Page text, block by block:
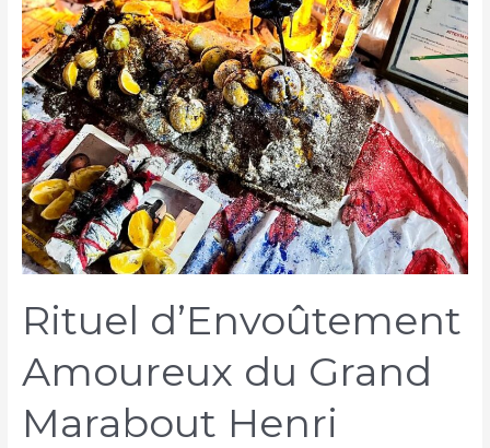
Rituel d’Envoûtement
Amoureux du Grand
Marabout Henri